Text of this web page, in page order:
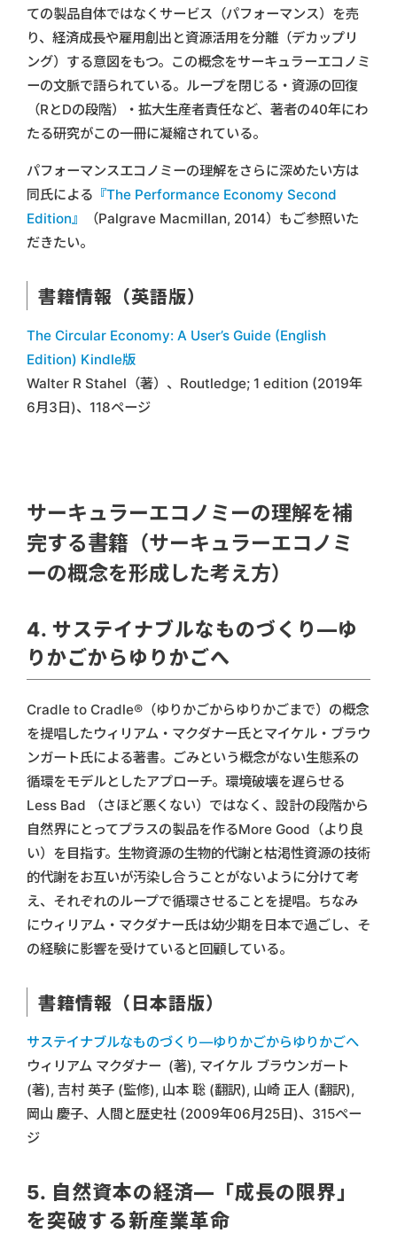
ての製品自体ではなくサービス（パフォーマンス）を売
り、経済成長や雇用創出と資源活用を分離（デカップリ
ング）する意図をもつ。この概念をサーキュラーエコノミ
ーの文脈で語られている。ループを閉じる・資源の回復
（RとDの段階）・拡大生産者責任など、著者の40年にわ
たる研究がこの一冊に凝縮されている。
パフォーマンスエコノミーの理解をさらに深めたい方は
同氏による 『The Performance Economy Second
Edition』
（Palgrave Macmillan, 2014）もご参照いた
だきたい。
書籍情報（英語版）
The Circular Economy: A User’s Guide (English
Edition) Kindle版
Walter R Stahel（著）、Routledge; 1 edition (2019年
6月3日)、118ページ
サーキュラーエコノミーの理解を補
完する書籍（サーキュラーエコノミ
ーの概念を形成した考え方）
4. サステイナブルなものづくり―ゆ
りかごからゆりかごへ
Cradle to Cradle®︎（ゆりかごからゆりかごまで）の概念
を提唱したウィリアム・マクダナー氏とマイケル・ブラウ
ンガート氏による著書。ごみという概念がない生態系の
循環をモデルとしたアプローチ。環境破壊を遅らせる
Less Bad （さほど悪くない）ではなく、設計の段階から
自然界にとってプラスの製品を作るMore Good（より良
い）を目指す。生物資源の生物的代謝と枯渇性資源の技術
的代謝をお互いが汚染し合うことがないように分けて考
え、それぞれのループで循環させることを提唱。ちなみ
にウィリアム・マクダナー氏は幼少期を日本で過ごし、そ
の経験に影響を受けていると回顧している。
書籍情報（日本語版）
サステイナブルなものづくり―ゆりかごからゆりかごへ
ウィリアム マクダナー (著), マイケル ブラウンガート
(著), 吉村 英子 (監修), 山本 聡 (翻訳), 山崎 正人 (翻訳),
岡山 慶子、人間と歴史社 (2009年06月25日)、315ペー
ジ
5. 自然資本の経済―「成長の限界」
を突破する新産業革命